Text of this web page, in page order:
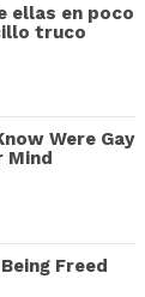
ellas en poco
truco
Were Gay
Mind
Freed